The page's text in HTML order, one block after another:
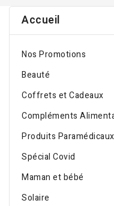
Accueil
Nos Promotions
Beauté
Coffrets et Cadeaux
Compléments
Produits Paramédicaux
Spécial Covid
Maman et bébé
Solaire